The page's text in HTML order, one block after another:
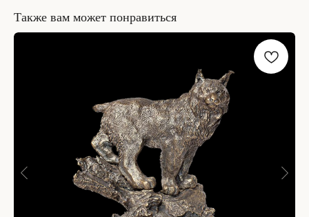
Также вам может понравиться